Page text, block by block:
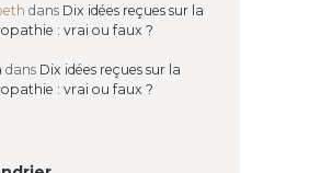
dans Dix idées reçues sur la
: vrai ou faux ?
dans Dix idées reçues sur la
: vrai ou faux ?